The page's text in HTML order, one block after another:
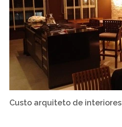
Custo arquiteto de interiores